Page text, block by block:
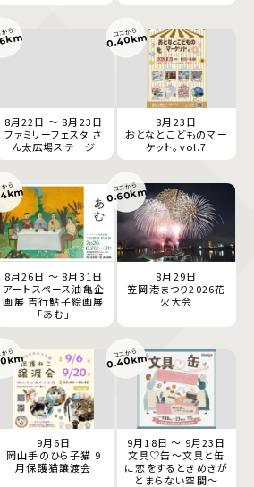
8月22日 ～ 8月23日
ファミリーフェスタ さ
ん太広場ステージ
ら
8月23日
おとなとこどものマー
ケット。vol.7
ココから
0.40km
8月26日 ～ 8月31日
アートスペース油亀企
画展 吉行鮎子絵画展
「あむ」
から
8月29日
笠岡港まつり2026花
火大会
ココから
0.60km
9月6日
岡山手のひら子猫 9
月保護猫譲渡会
ら
9月18日 ～ 9月23日
文具♡缶～文具と缶
に恋をするときめきが
とまらない空間～
ココから
0.40km